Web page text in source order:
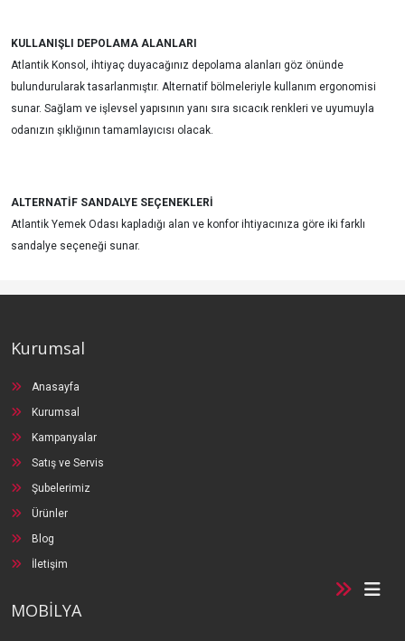
KULLANIŞLI DEPOLAMA ALANLARI
Atlantik Konsol, ihtiyaç duyacağınız depolama alanları göz önünde
bulundurularak tasarlanmıştır. Alternatif bölmeleriyle kullanım ergonomisi
sunar. Sağlam ve işlevsel yapısının yanı sıra sıcacık renkleri ve uyumuyla
odanızın şıklığının tamamlayıcısı olacak.
ALTERNATİF SANDALYE SEÇENEKLERİ
Atlantik Yemek Odası kapladığı alan ve konfor ihtiyacınıza göre iki farklı
sandalye seçeneği sunar.
Kurumsal
Anasayfa
Kurumsal
Kampanyalar
Satış ve Servis
Şubelerimiz
Ürünler
Blog
İletişim
MOBİLYA